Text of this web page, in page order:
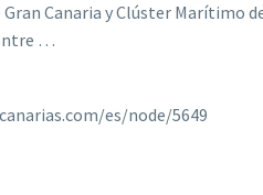
Gran Canaria y Clúster Marítimo
…
es/node/5649